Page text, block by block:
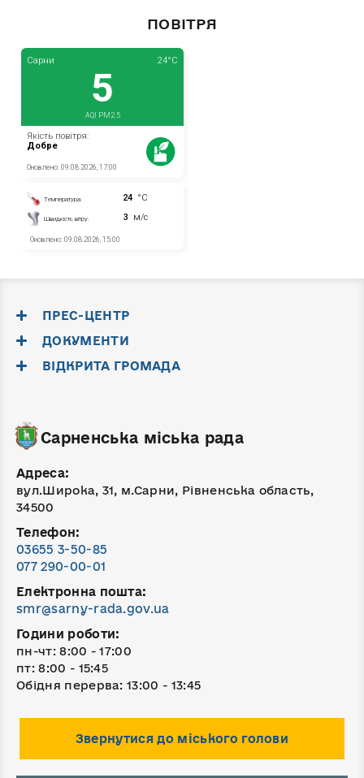
ПОВІТРЯ
ПРЕС-ЦЕНТР
ДОКУМЕНТИ
ВІДКРИТА ГРОМАДА
Сарненська міська рада
Адреса:
вул.Широка, 31, м.Сарни, Рівненська область,
34500
Телефон:
03655 3-50-85
077 290-00-01
Електронна пошта:
smr@sarny-rada.gov.ua
Години роботи:
пн-чт: 8:00 - 17:00
пт: 8:00 - 15:45
Обідня перерва: 13:00 - 13:45
Звернутися до міського голови